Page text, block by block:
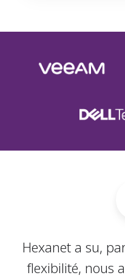
Hexanet a su,
flexibilité, nous